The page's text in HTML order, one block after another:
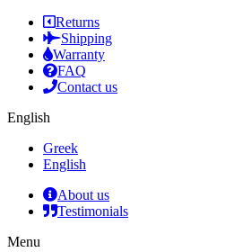
Returns
Shipping
Warranty
FAQ
Contact us
English
Greek
English
About us
Testimonials
Menu